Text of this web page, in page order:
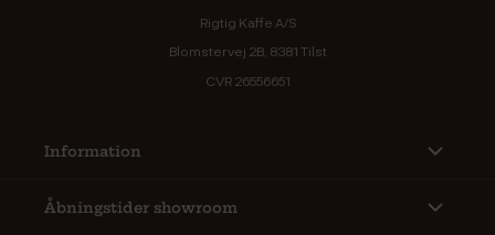
Rigtig Kaffe A/S
Blomstervej 2B, 8381 Tilst
CVR 26556651
Information
Åbningstider showroom